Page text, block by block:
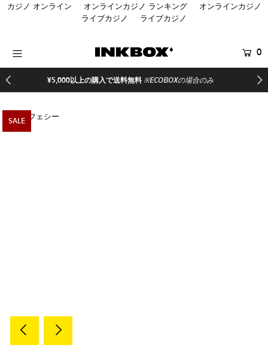
カジノ オンライン オンラインカジノ ランキング
オンラインカジノ
ライブカジノ
ライブカジノ
0
¥5,000以上の購入で送料無料 ※ECOBOXの場合のみ
SALE
HOME
商品を探す
コラボ商品
イベント